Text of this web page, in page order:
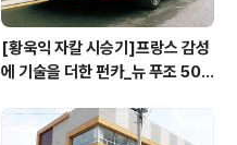
[황욱익 자칼 시승기]프랑스 감성
에 기술을 더한 펀카_뉴 푸조 508